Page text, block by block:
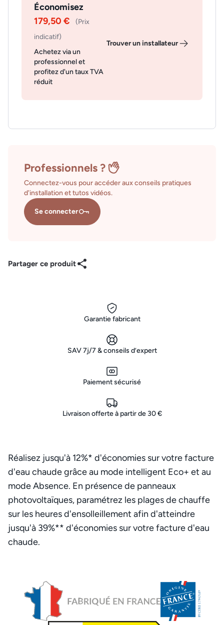
Économisez
179,50 €
(Prix
indicatif)
Achetez via un
professionnel et
profitez d'un taux TVA
réduit
Trouver un installateur
Professionnels ?
Connectez-vous pour accéder aux conseils pratiques
d'installation et tutos vidéos.
Se connecter
Partager ce produit
Garantie fabricant
SAV 7j/7 & conseils d’expert
Paiement sécurisé
Livraison offerte à partir de 30 €
Réalisez jusqu'à 12%* d'économies sur votre facture
d'eau chaude grâce au mode intelligent Eco+ et au
mode Absence. En présence de panneaux
photovoltaïques, paramétrez les plages de chauffe
sur les heures d'ensolleillement afin d'atteindre
jusqu'à 39%** d'économies sur votre facture d'eau
chaude.